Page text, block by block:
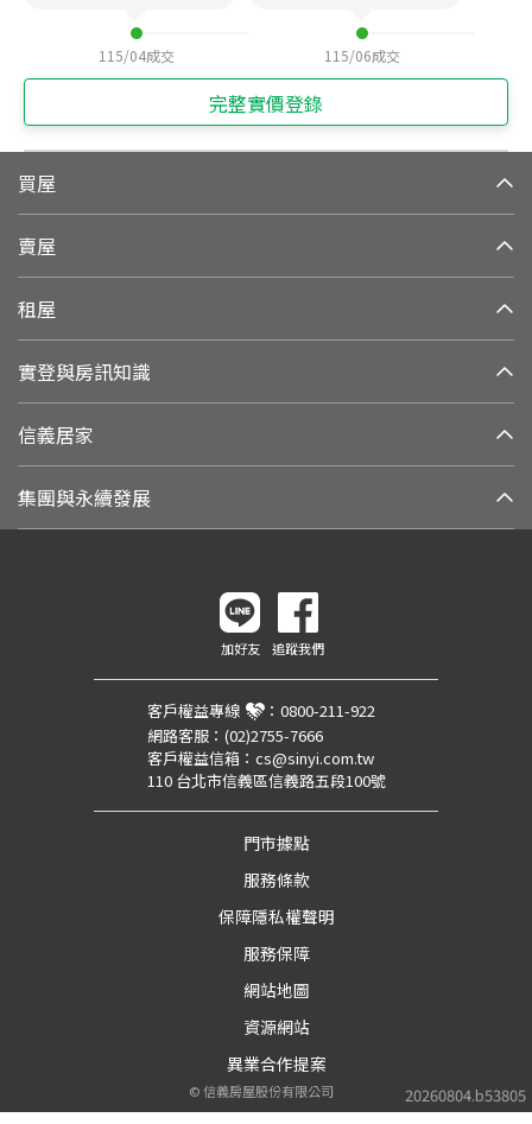
115/04成交 115/06成交
完整實價登錄
買屋
賣屋
租屋
實登與房訊知識
信義居家
集團與永續發展
20260804.b53805
加好友 追蹤我們
客戶權益專線 ： 0800-211-922
網路客服： (02)2755-7666
客戶權益信箱： cs@sinyi.com.tw
110 台北市信義區信義路五段100號
門市據點
服務條款
保障隱私權聲明
服務保障
網站地圖
資源網站
異業合作提案
©信義房屋股份有限公司